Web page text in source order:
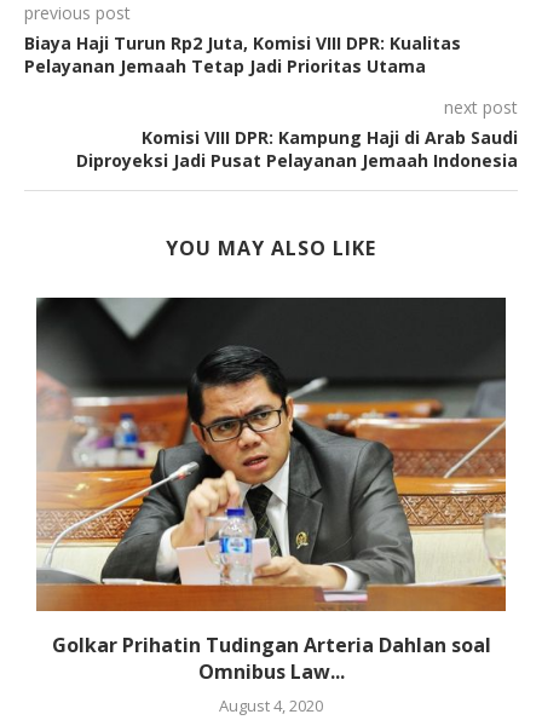
previous post
Biaya Haji Turun Rp2 Juta, Komisi VIII DPR: Kualitas
Pelayanan Jemaah Tetap Jadi Prioritas Utama
next post
Komisi VIII DPR: Kampung Haji di Arab Saudi
Diproyeksi Jadi Pusat Pelayanan Jemaah Indonesia
YOU MAY ALSO LIKE
Golkar Prihatin Tudingan Arteria Dahlan soal
Omnibus Law...
August 4, 2020